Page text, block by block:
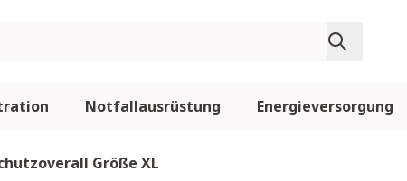
Notfallausrüstung Energieversorgung
Größe XL